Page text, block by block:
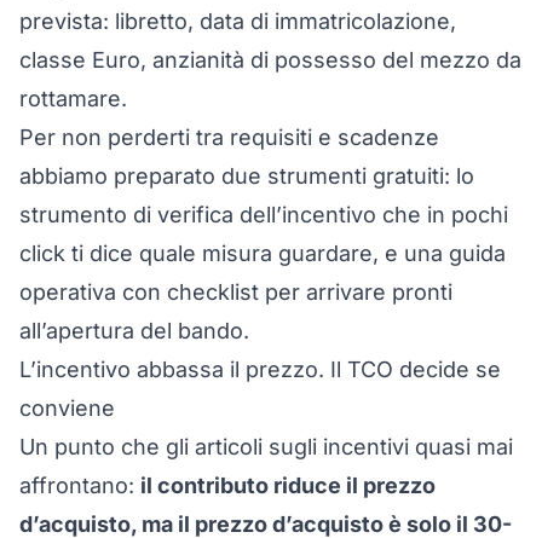
prevista: libretto, data di immatricolazione,
classe Euro, anzianità di possesso del mezzo da
rottamare.
Per non perderti tra requisiti e scadenze
abbiamo preparato due strumenti gratuiti: lo
strumento di verifica dell’incentivo che in pochi
click ti dice quale misura guardare, e una guida
operativa con checklist per arrivare pronti
all’apertura del bando.
L’incentivo abbassa il prezzo. Il TCO decide se
conviene
Un punto che gli articoli sugli incentivi quasi mai
affrontano: il contributo riduce il prezzo
d’acquisto, ma il prezzo d’acquisto è solo il 30-